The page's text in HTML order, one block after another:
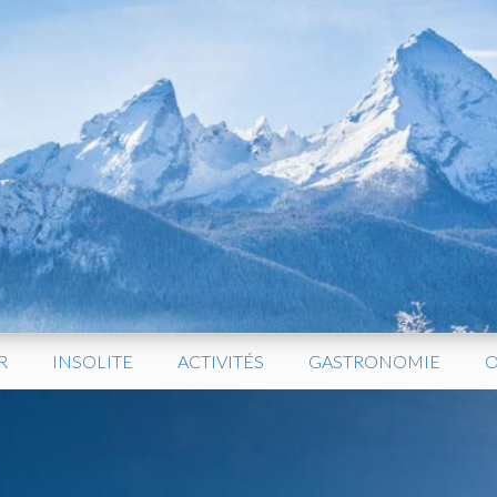
INSOLITE ACTIVITÉS GASTRONOMIE